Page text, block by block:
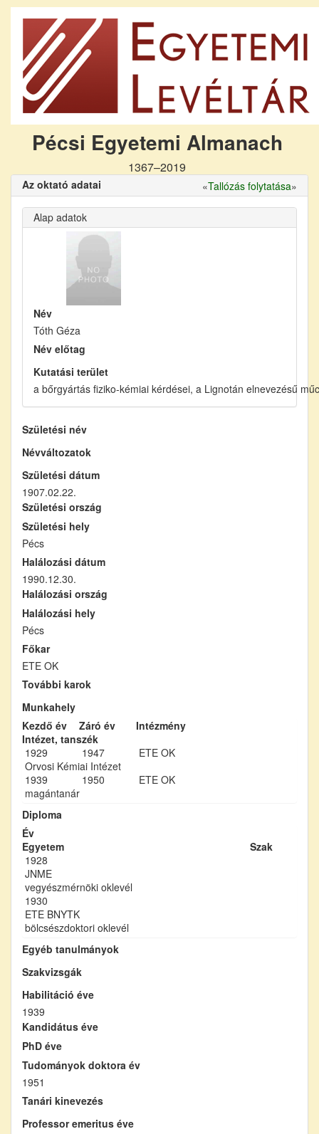
Pécsi Egyetemi Almanach
1367–2019
Az oktató adatai «Tallózás folytatása»
Alap adatok
Név
Tóth Géza
Név előtag
Kutatási terület
a bőrgyártás fiziko-kémiai kérdései, a Lignotán elnevezésű
Születési név
Névváltozatok
Születési dátum
1907.02.22.
Születési ország
Születési hely
Pécs
Halálozási dátum
1990.12.30.
Halálozási ország
Halálozási hely
Pécs
Főkar
ETE OK
További karok
Munkahely
Kezdő év
Záró év
Intézmény
Intézet, tanszék
1929
1947
ETE OK
Orvosi Kémiai Intézet
1939
1950
ETE OK
magántanár
Diploma
Év
Egyetem
Szak
1928
JNME
vegyészmérnöki oklevél
1930
ETE BNYTK
bölcsészdoktori oklevél
Egyéb tanulmányok
Szakvizsgák
Habilitáció éve
1939
Kandidátus éve
PhD éve
Tudományok doktora év
1951
Tanári kinevezés
Professor emeritus éve